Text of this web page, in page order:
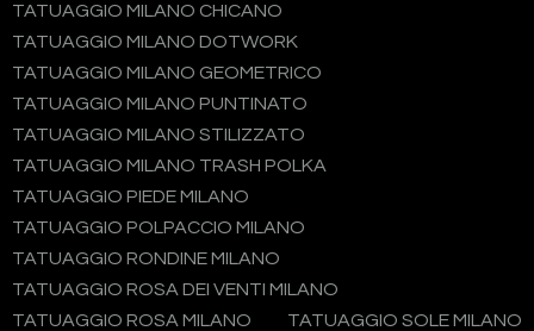
TATUAGGIO MILANO CHICANO
TATUAGGIO MILANO DOTWORK
TATUAGGIO MILANO GEOMETRICO
TATUAGGIO MILANO PUNTINATO
TATUAGGIO MILANO STILIZZATO
TATUAGGIO MILANO TRASH POLKA
TATUAGGIO PIEDE MILANO
TATUAGGIO POLPACCIO MILANO
TATUAGGIO RONDINE MILANO
TATUAGGIO ROSA DEI VENTI MILANO
TATUAGGIO ROSA MILANO
TATUAGGIO SOLE MILANO